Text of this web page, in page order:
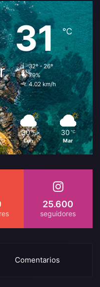
31℃
32º - 26º
79%
4.02 km/h
30 ℃
Lun
30 ℃
Mar
25.600
Comentarios